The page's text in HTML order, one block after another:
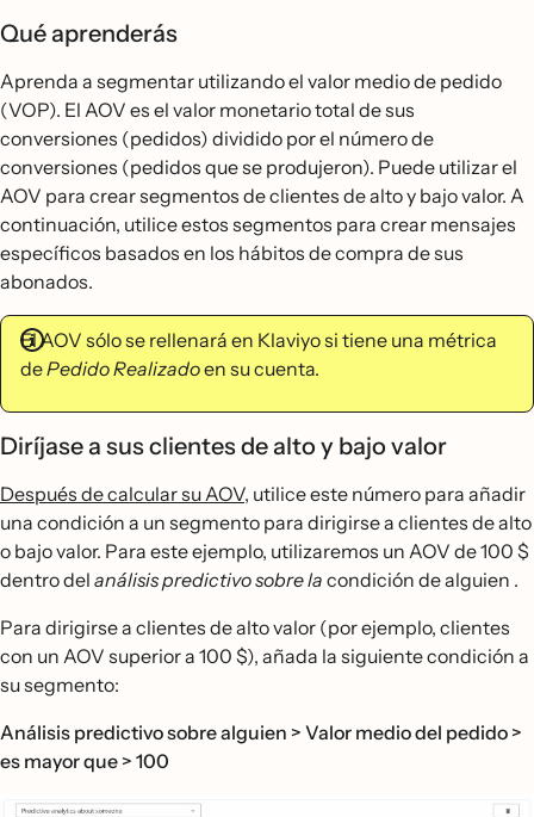
Qué aprenderás
Aprenda a segmentar utilizando el valor medio de pedido
(VOP). El AOV es el valor monetario total de sus
conversiones (pedidos) dividido por el número de
conversiones (pedidos que se produjeron). Puede utilizar el
AOV para crear segmentos de clientes de alto y bajo valor. A
continuación, utilice estos segmentos para crear mensajes
específicos basados en los hábitos de compra de sus
abonados.
El AOV sólo se rellenará en Klaviyo si tiene una métrica
dePedido Realizadoen su cuenta.
Diríjase a sus clientes de alto y bajo valor
Después de calcular su AOV, utilice este número para añadir
una condición a un segmento para dirigirse a clientes de alto
o bajo valor. Para este ejemplo, utilizaremos un AOV de 100 $
dentro del análisis predictivo sobre la condición de alguien .
Para dirigirse a clientes de alto valor (por ejemplo, clientes
con un AOV superior a 100 $), añada la siguiente condición a
su segmento:
Análisis predictivo sobre alguien > Valor medio del pedido >
es mayor que > 100